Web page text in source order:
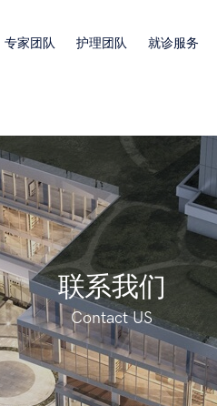
专家团队 护理团队 就诊服务
联系我们
Contact US